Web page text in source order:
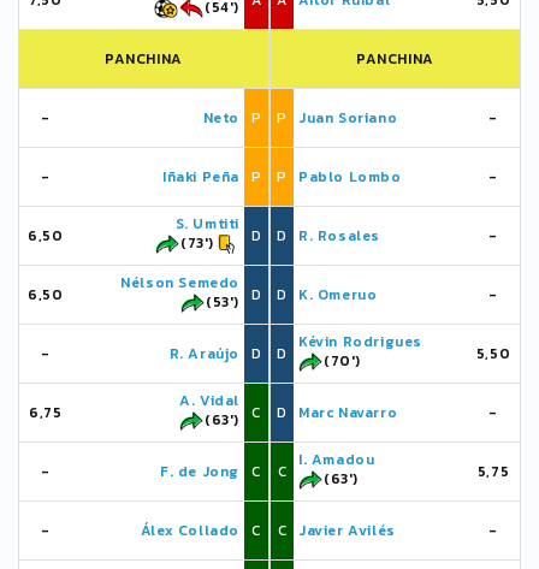
(54')
PANCHINA
- Neto P
- Iñaki Peña P
6,50
S. Umtiti
(73')
D
6,50
Nélson Semedo
(53')
D
- R. Araújo D
6,75
A. Vidal
(63')
C
- F. de Jong C
- Álex Collado C
PANCHINA
P Juan Soriano -
P Pablo Lombo -
D R. Rosales -
D K. Omeruo -
D
Kévin Rodrigues
(70')
5,50
D Marc Navarro -
C
I. Amadou
(63')
5,75
C Javier Avilés -